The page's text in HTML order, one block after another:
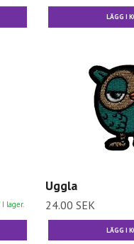
I lager.
Uggla
24.00 SEK